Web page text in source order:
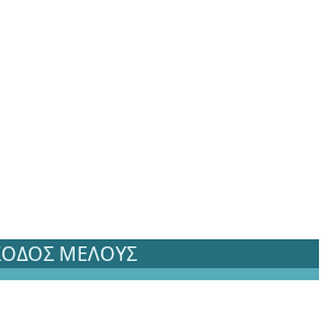
ΜΕΛΟΥΣ